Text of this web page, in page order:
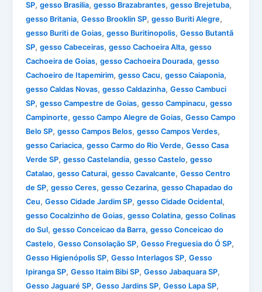
SP,gesso Brasilia,gesso Brazabrantes,gesso Brejetuba,
gesso Britania,Gesso Brooklin SP,gesso Buriti Alegre,
gesso Buriti de Goias,gesso Buritinopolis,Gesso Butantã
SP,gesso Cabeceiras,gesso Cachoeira Alta,gesso
Cachoeira de Goias,gesso Cachoeira Dourada,gesso
Cachoeiro de Itapemirim,gesso Cacu,gesso Caiaponia,
gesso Caldas Novas,gesso Caldazinha,Gesso Cambuci
SP,gesso Campestre de Goias,gesso Campinacu,gesso
Campinorte,gesso Campo Alegre de Goias,Gesso Campo
Belo SP,gesso Campos Belos,gesso Campos Verdes,
gesso Cariacica,gesso Carmo do Rio Verde,Gesso Casa
Verde SP,gesso Castelandia,gesso Castelo,gesso
Catalao,gesso Caturai,gesso Cavalcante,Gesso Centro
de SP,gesso Ceres,gesso Cezarina,gesso Chapadao do
Ceu,Gesso Cidade Jardim SP,gesso Cidade Ocidental,
gesso Cocalzinho de Goias,gesso Colatina,gesso Colinas
do Sul,gesso Conceicao da Barra,gesso Conceicao do
Castelo,Gesso Consolação SP,Gesso Freguesia do Ó SP,
Gesso Higienópolis SP,Gesso Interlagos SP,Gesso
Ipiranga SP,Gesso Itaim Bibi SP,Gesso Jabaquara SP,
Gesso Jaguaré SP,Gesso Jardins SP,Gesso Lapa SP,